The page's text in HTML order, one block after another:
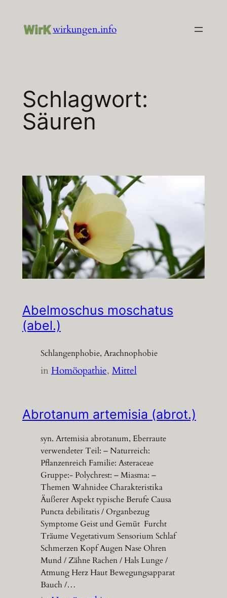
Inhalt
wirkungen.info
Schlagwort:
Säuren
Abelmoschus moschatus
(abel.)
Schlangenphobie, Arachnophobie
inHomöopathie, Mittel
Abrotanum artemisia (abrot.)
syn. Artemisia abrotanum, Eberraute
verwendeter Teil: – Naturreich:
Pflanzenreich Familie: Asteraceae
Gruppe:- Polychrest: – Miasma: –
Themen Wahnidee Charakteristika
Äußerer Aspekt typische Berufe Causa
Puncta debilitatis / Organbezug
Symptome Geist und Gemüt Furcht
Träume Vegetativum Sensorium Schlaf
Schmerzen Kopf Augen Nase Ohren
Mund / Zähne Rachen / Hals Lunge /
Atmung Herz Haut Bewegungsapparat
Bauch /…